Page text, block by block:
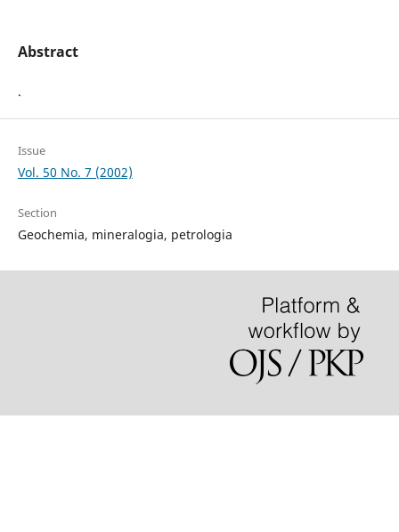
Abstract
.
Issue
Vol. 50 No. 7 (2002)
Section
Geochemia, mineralogia, petrologia